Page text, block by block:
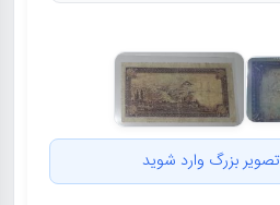
بزرگ وارد شوید